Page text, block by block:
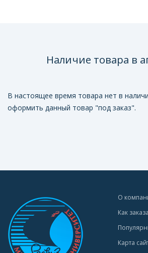
Наличие товара в
В настоящее время товара нет в
оформить данный товар "под заказ".
О
Как
Карта